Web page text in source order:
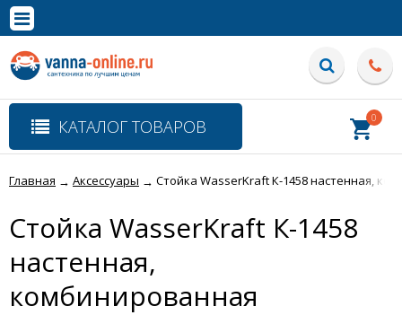
Полная версия сайта
КАТАЛОГ ТОВАРОВ 0
Главная → Аксессуары → Стойка WasserKraft К-1458 настенная,
Стойка WasserKraft К-1458
настенная,
комбинированная